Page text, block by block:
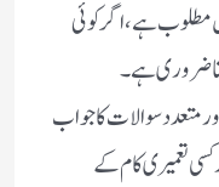
مطلوب ہے ، اگر کوئی
ضروری ہے ۔
متعدد سوالات کا جواب
کسی تعمیری کام کے